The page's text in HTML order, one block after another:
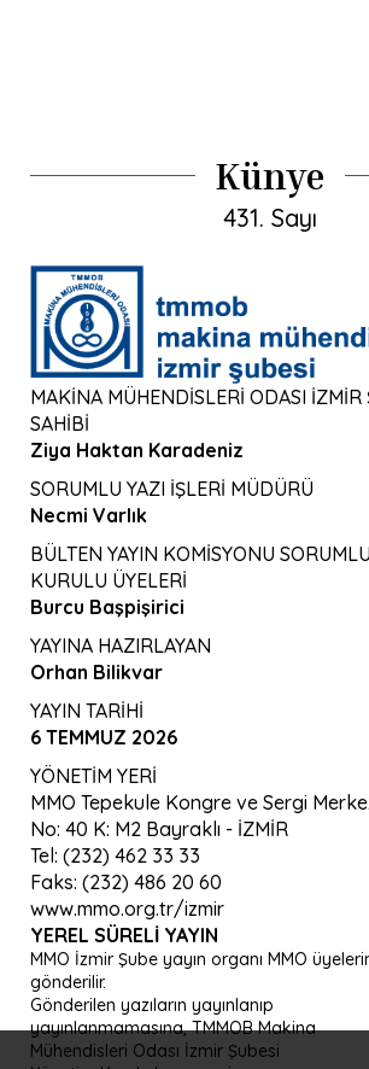
Künye
431. Sayı
MAKİNA MÜHENDİSLERİ ODASI İZMİR
SAHİBİ
Ziya Haktan Karadeniz
SORUMLU YAZI İŞLERİ MÜDÜRÜ
Necmi Varlık
BÜLTEN YAYIN KOMİSYONU
KURULU ÜYELERİ
Burcu Başpişirici
YAYINA HAZIRLAYAN
Orhan Bilikvar
YAYIN TARİHİ
6 TEMMUZ 2026
YÖNETİM YERİ
MMO Tepekule Kongre ve Sergi
No: 40 K: M2 Bayraklı - İZMİR
Tel: (232) 462 33 33
Faks: (232) 486 20 60
www.mmo.org.tr/izmir
YEREL SÜRELI YAYIN
MMO İzmir Şube yayın organı MMO
gönderilir.
Gönderilen yazıların yayınlanıp
yayınlanmamasına, TMMOB Makina
Mühendisleri Odası İzmir Şubesi